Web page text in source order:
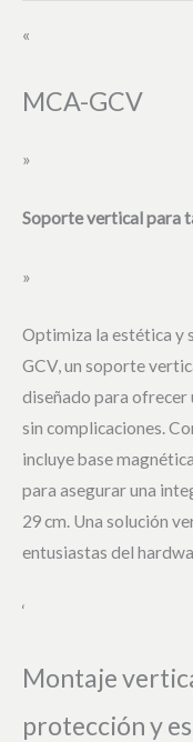
«
MCA-GCV
»
Soporte vertical para
»
Optimiza la estética y
GCV, un soporte
diseñado para ofrecer
sin complicaciones.
incluye base
para asegurar una
29 cm. Una solución
entusiastas del
‘
Montaje
protección y